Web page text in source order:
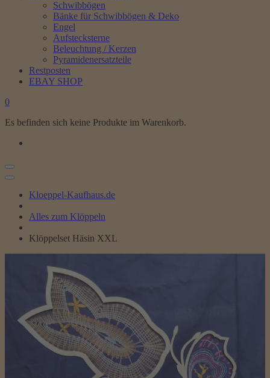
Schwibbögen
Bänke für Schwibbögen & Deko
Engel
Aufstecksterne
Beleuchtung / Kerzen
Pyramidenersatzteile
Restposten
EBAY SHOP
0
Es befinden sich keine Produkte im Warenkorb.
Kloeppel-Kaufhaus.de
Alles zum Klöppeln
Klöppelset Häsin XXL